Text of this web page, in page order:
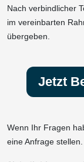
Nach verbindlicher
im vereinbarten
übergeben.
Jetzt
Wenn Ihr Fragen
eine Anfrage stellen.